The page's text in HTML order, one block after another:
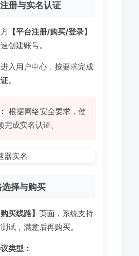
册与实名认证
【平台注册/购买/登录】
创建账号。
入用户中心，按要求完成
。
根据网络安全要求，使
完成实名认证。
择与购买
购买线路】 页面，系统支持
试，满意后再购买。
类型：